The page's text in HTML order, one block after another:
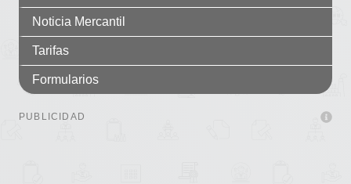
Noticia Mercantil
Tarifas
Formularios
PUBLICIDAD